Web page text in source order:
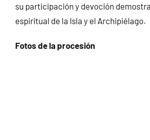
su participación y devoción
espiritual de la Isla y el Archipiélago.
Fotos de la procesión